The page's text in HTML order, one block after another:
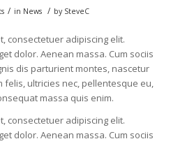
/ in News / by SteveC
consectetuer adipiscing elit.
dolor. Aenean massa. Cum sociis
dis parturient montes, nascetur
felis, ultricies nec, pellentesque eu,
massa quis enim.
consectetuer adipiscing elit.
dolor. Aenean massa. Cum sociis